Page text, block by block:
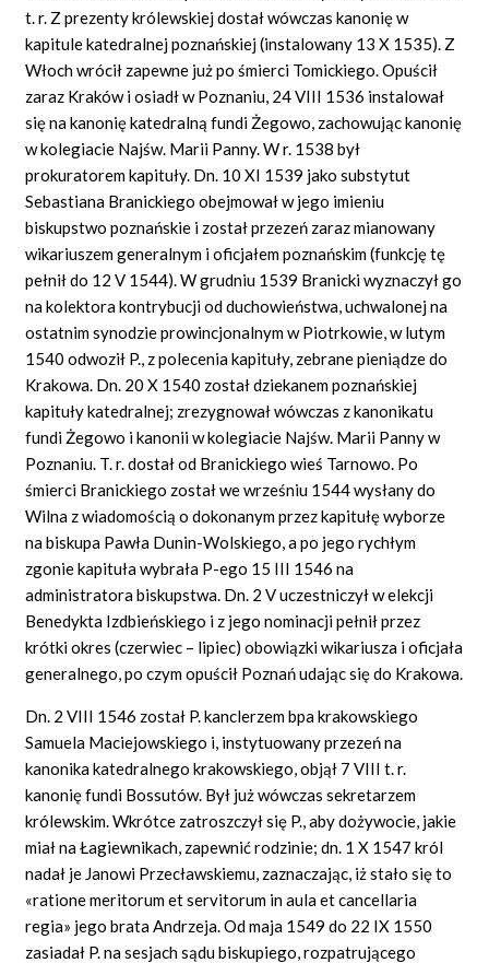
t. r. Z prezenty królewskiej dostał wówczas kanonię w
kapitule katedralnej poznańskiej (instalowany 13 X 1535). Z
Włoch wrócił zapewne już po śmierci Tomickiego. Opuścił
zaraz Kraków i osiadł w Poznaniu, 24 VIII 1536 instalował
się na kanonię katedralną fundi Żegowo, zachowując kanonię
w kolegiacie Najśw. Marii Panny. W r. 1538 był
prokuratorem kapituły. Dn. 10 XI 1539 jako substytut
Sebastiana Branickiego obejmował w jego imieniu
biskupstwo poznańskie i został przezeń zaraz mianowany
wikariuszem generalnym i oficjałem poznańskim (funkcję tę
pełnił do 12 V 1544). W grudniu 1539 Branicki wyznaczył go
na kolektora kontrybucji od duchowieństwa, uchwalonej na
ostatnim synodzie prowincjonalnym w Piotrkowie, w lutym
1540 odwoził P., z polecenia kapituły, zebrane pieniądze do
Krakowa. Dn. 20 X 1540 został dziekanem poznańskiej
kapituły katedralnej; zrezygnował wówczas z kanonikatu
fundi Żegowo i kanonii w kolegiacie Najśw. Marii Panny w
Poznaniu. T. r. dostał od Branickiego wieś Tarnowo. Po
śmierci Branickiego został we wrześniu 1544 wysłany do
Wilna z wiadomością o dokonanym przez kapitułę wyborze
na biskupa Pawła Dunin-Wolskiego, a po jego rychłym
zgonie kapituła wybrała P-ego 15 III 1546 na
administratora biskupstwa. Dn. 2 V uczestniczył w elekcji
Benedykta Izdbieńskiego i z jego nominacji pełnił przez
krótki okres (czerwiec – lipiec) obowiązki wikariusza i oficjała
generalnego, po czym opuścił Poznań udając się do Krakowa.
Dn. 2 VIII 1546 został P. kanclerzem bpa krakowskiego
Samuela Maciejowskiego i, instytuowany przezeń na
kanonika katedralnego krakowskiego, objął 7 VIII t. r.
kanonię fundi Bossutów. Był już wówczas sekretarzem
królewskim. Wkrótce zatroszczył się P., aby dożywocie, jakie
miał na Łagiewnikach, zapewnić rodzinie; dn. 1 X 1547 król
nadał je Janowi Przecławskiemu, zaznaczając, iż stało się to
«ratione meritorum et servitorum in aula et cancellaria
regia» jego brata Andrzeja. Od maja 1549 do 22 IX 1550
zasiadał P. na sesjach sądu biskupiego, rozpatrującego